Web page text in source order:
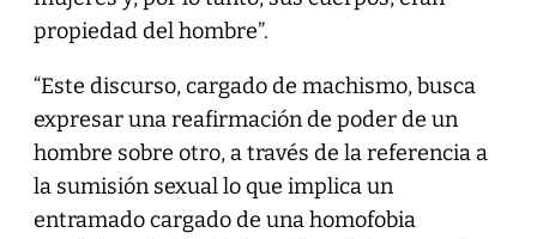
propiedad del hombre”.
“Este discurso, cargado de machismo, busca
expresar una reafirmación de poder de un
hombre sobre otro, a través de la referencia a
la sumisión sexual lo que implica un
entramado cargado de una homofobia